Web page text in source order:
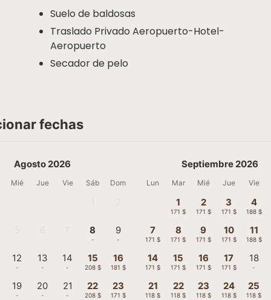
Suelo de baldosas
Traslado Privado Aeropuerto-Hotel-
Aeropuerto
Secador de pelo
fechas
Agosto 2026
Mié Jue Vie Sáb Dom
8
-
9
-
12
-
13
-
14
-
15
208 $
16
181 $
19
-
20
-
21
-
22
208 $
23
171 $
Septiembre 2026
Lun Mar Mié Jue Vie
1
171 $
2
171 $
3
171 $
4
188 $
7
171 $
8
171 $
9
171 $
10
171 $
11
188 $
14
171 $
15
171 $
16
171 $
17
171 $
18
-
21
118 $
22
118 $
23
118 $
24
118 $
25
118 $